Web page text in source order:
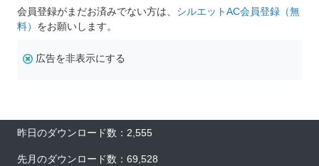
会員登録がまだお済みでない方は、 シルエットAC会員登録（無
料） をお願いします。
広告を非表示にする
昨日のダウンロード数：2,555
先月のダウンロード数：69,528